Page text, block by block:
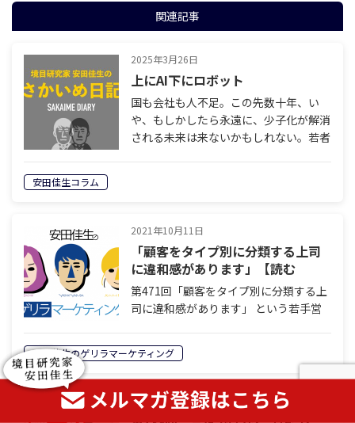
関連記事
2025年3月26日
上にAI下にロボット
国も会社も人不足。この先数十年、い
や、もしかしたら永遠に、少子化が解消
される未来は来ないかもしれない。若者
安田佳生コラム
2021年10月11日
「顧客をタイプ別に分類する上司
に違和感があります」【読む
Podcast | ゲリラマーケティング】
第471回「顧客をタイプ別に分類する上
司に違和感があります」 という若手営
のはどちらなのでしょうか。 栃尾 こん
にちは。安田佳生のゲリラマーケティン
グ。ナビゲーターの栃尾江美です。 金…
安田佳生のゲリラマーケティング
2026年3月29日